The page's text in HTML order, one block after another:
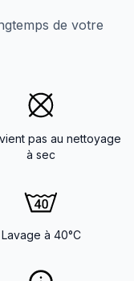
de votre
pas au nettoyage
à sec
Lavage à 40°C